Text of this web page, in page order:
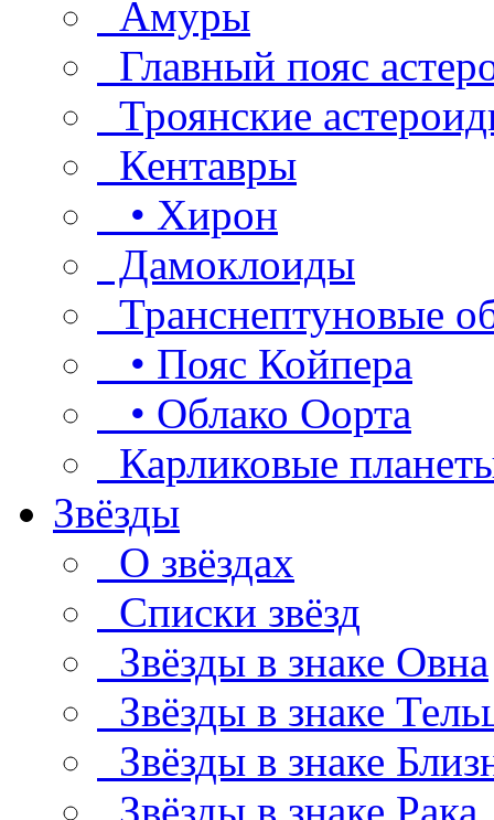
Амуры
Главный пояс
Троянские
Кентавры
• Хирон
Дамоклоиды
Транснептуновые
• Пояс Койпера
• Облако Оорта
Карликовые
Звёзды
О звёздах
Списки звёзд
Звёзды в знаке Овна
Звёзды в знаке
Звёзды в знаке